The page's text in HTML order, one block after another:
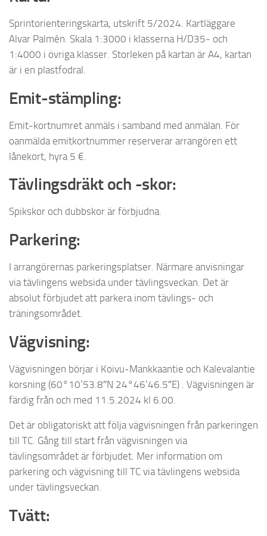
Sprintorienteringskarta, utskrift 5/2024. Kartläggare
Alvar Palmén. Skala 1:3000 i klasserna H/D35- och
1:4000 i övriga klasser. Storleken på kartan är A4, kartan
är i en plastfodral.
Emit-stämpling:
Emit-kortnumret anmäls i samband med anmälan. För
oanmälda emitkortnummer reserverar arrangören ett
lånekort, hyra 5 €.
Tävlingsdräkt och -skor:
Spikskor och dubbskor är förbjudna.
Parkering:
I arrangörernas parkeringsplatser. Närmare anvisningar
via tävlingens websida under tävlingsveckan. Det är
absolut förbjudet att parkera inom tävlings- och
träningsområdet.
Vägvisning:
Vägvisningen börjar i Koivu-Mankkaantie och Kalevalantie
korsning (60°10’53.8″N 24°46’46.5″E) . Vägvisningen är
färdig från och med 11.5.2024 kl 6.00.
Det är obligatoriskt att följa vägvisningen från parkeringen
till TC. Gång till start från vägvisningen via
tävlingsområdet är förbjudet. Mer information om
parkering och vägvisning till TC via tävlingens websida
under tävlingsveckan.
Tvätt: